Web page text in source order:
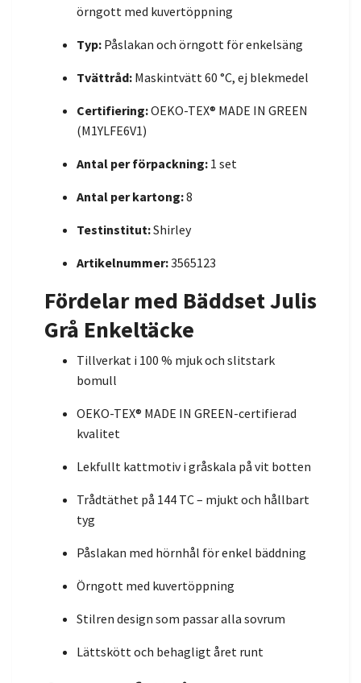
örngott med kuvertöppning
Typ: Påslakan och örngott för enkelsäng
Tvättråd: Maskintvätt 60 °C, ej blekmedel
Certifiering:OEKO-TEX® MADE IN GREEN
(M1YLFE6V1)
Antal per förpackning: 1 set
Antal per kartong:8
Testinstitut:Shirley
Artikelnummer:3565123
Fördelar med Bäddset Julis
Grå Enkeltäcke
Tillverkat i 100 % mjuk och slitstark
bomull
OEKO-TEX® MADE IN GREEN-certifierad
kvalitet
Lekfullt kattmotiv i gråskala på vit botten
Trådtäthet på 144 TC – mjukt och hållbart
tyg
Påslakan med hörnhål för enkel bäddning
Örngott med kuvertöppning
Stilren design som passar alla sovrum
Lättskött och behagligt året runt